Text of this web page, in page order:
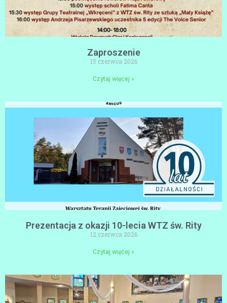
Zaproszenie
15 czerwca 2026
Czytaj więcej »
Prezentacja z okazji 10-lecia WTZ św. Rity
12 czerwca 2026
Czytaj więcej »